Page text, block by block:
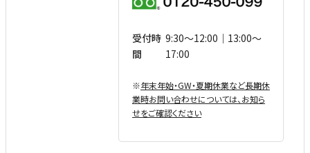
受付時
間
9:30〜12:00｜13:00〜
17:00
※年末年始・GW・夏期休業など⻑期休
業時お問い合わせについては、お知ら
せをご確認ください